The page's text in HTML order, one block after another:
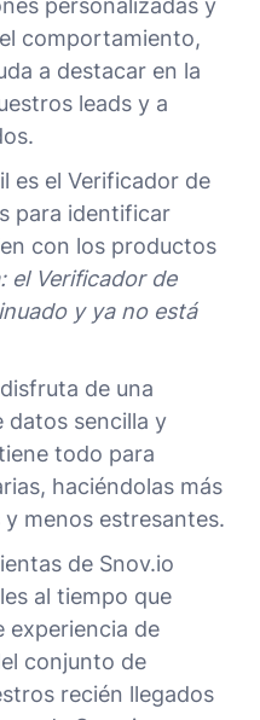
comportamiento,
a destacar en la
leads y a
es el Verificador de
para identificar
con los productos
el Verificador de
y ya no está
de una
sencilla y
todo para
haciéndolas más
menos estresantes.
de Snov.io
al tiempo que
experiencia de
conjunto de
recién llegados